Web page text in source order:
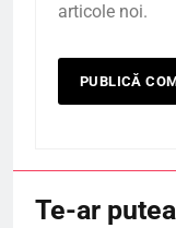
articole noi.
Te-ar